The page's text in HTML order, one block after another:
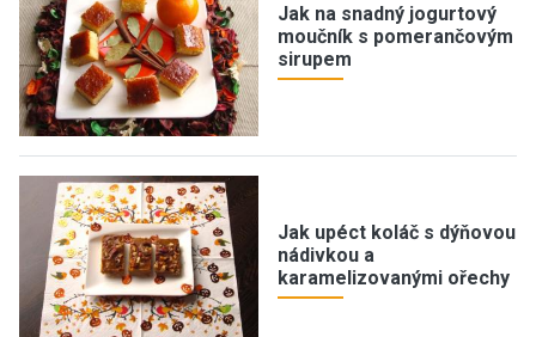
Jak na snadný jogurtový
moučník s pomerančovým
sirupem
Jak upéct koláč s dýňovou
nádivkou a
karamelizovanými ořechy